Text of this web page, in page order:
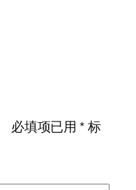
必填项已用*标